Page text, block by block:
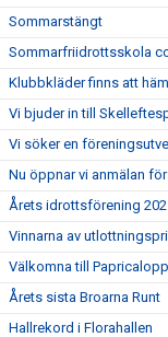
Sommarstängt
Sommarfriidrottsskola
Klubbkläder finns att
Vi bjuder in till
Vi söker en
Nu öppnar vi anmälan
Årets idrottsförening
Vinnarna av
Välkomna till
Årets sista Broarna Runt
Hallrekord i Florahallen